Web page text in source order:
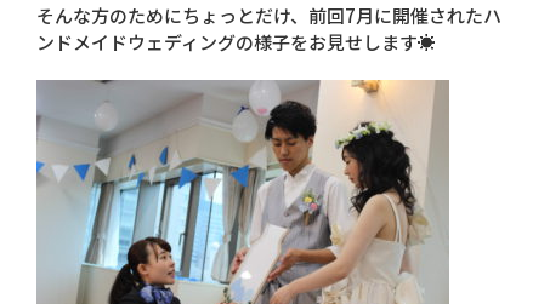
そんな方のためにちょっとだけ、前回7月に開催されたハ
ンドメイドウェディングの様子をお見せします☀